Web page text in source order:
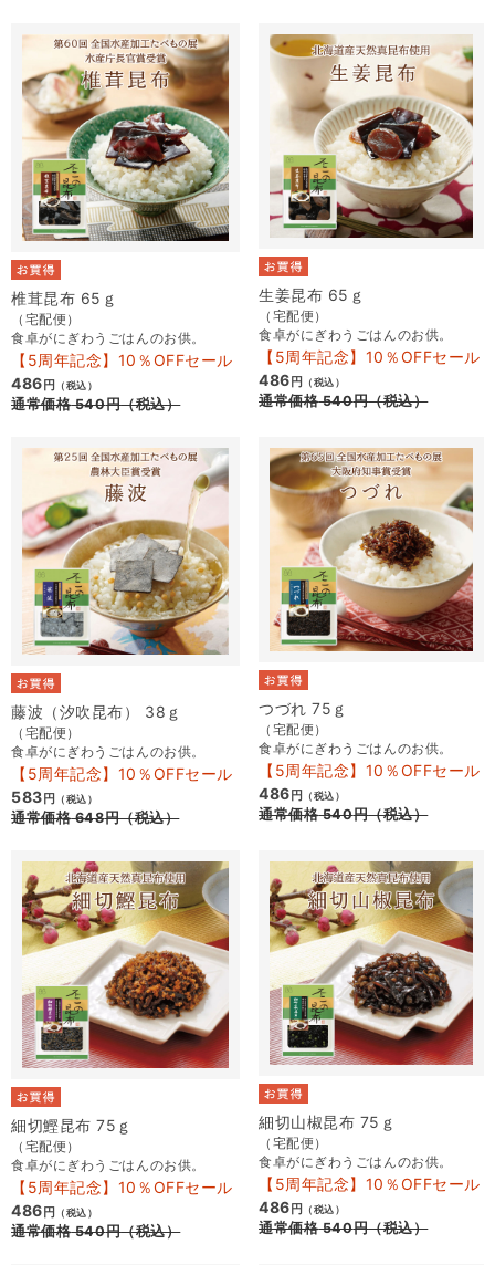
椎茸昆布 65ｇ
（宅配便）
食卓がにぎわうごはんのお供。
【5周年記念】10％OFFセール
486 円 （税込）
通常価格540円（税込）
生姜昆布 65ｇ
（宅配便）
食卓がにぎわうごはんのお供。
【5周年記念】10％OFFセール
486 円 （税込）
通常価格540円（税込）
藤波（汐吹昆布） 38ｇ
（宅配便）
食卓がにぎわうごはんのお供。
【5周年記念】10％OFFセール
583 円 （税込）
通常価格648円（税込）
つづれ 75ｇ
（宅配便）
食卓がにぎわうごはんのお供。
【5周年記念】10％OFFセール
486 円 （税込）
通常価格540円（税込）
細切鰹昆布 75ｇ
（宅配便）
食卓がにぎわうごはんのお供。
【5周年記念】10％OFFセール
486 円 （税込）
通常価格540円（税込）
細切山椒昆布 75ｇ
（宅配便）
食卓がにぎわうごはんのお供。
【5周年記念】10％OFFセール
486 円 （税込）
通常価格540円（税込）